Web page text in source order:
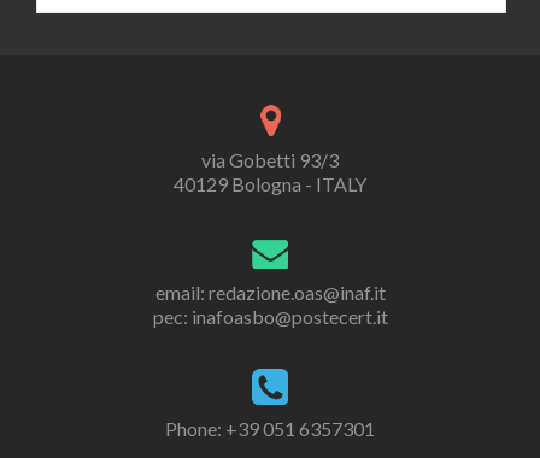
via Gobetti 93/3
40129 Bologna - ITALY
email: redazione.oas@inaf.it
pec: inafoasbo@postecert.it
Phone: +39 051 6357301